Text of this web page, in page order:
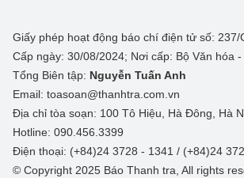
Giấy phép hoạt động báo chí điện tử số: 237/
Cấp ngày: 30/08/2024; Nơi cấp: Bộ Văn hóa
Tổng Biên tập: Nguyễn Tuấn Anh
Email: toasoan@thanhtra.com.vn
Địa chỉ tòa soạn: 100 Tô Hiệu, Hà Đông, Hà
Hotline: 090.456.3399
Điện thoại: (+84)24 3728 - 1341 / (+84)24
© Copyright 2025 Báo Thanh tra, All rights